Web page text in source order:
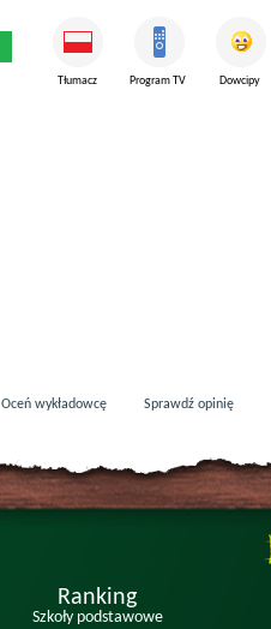
Tłumacz Program TV Dowcipy
Oceń wykładowcę Sprawdź opinię
Ranking
Szkoły podstawowe